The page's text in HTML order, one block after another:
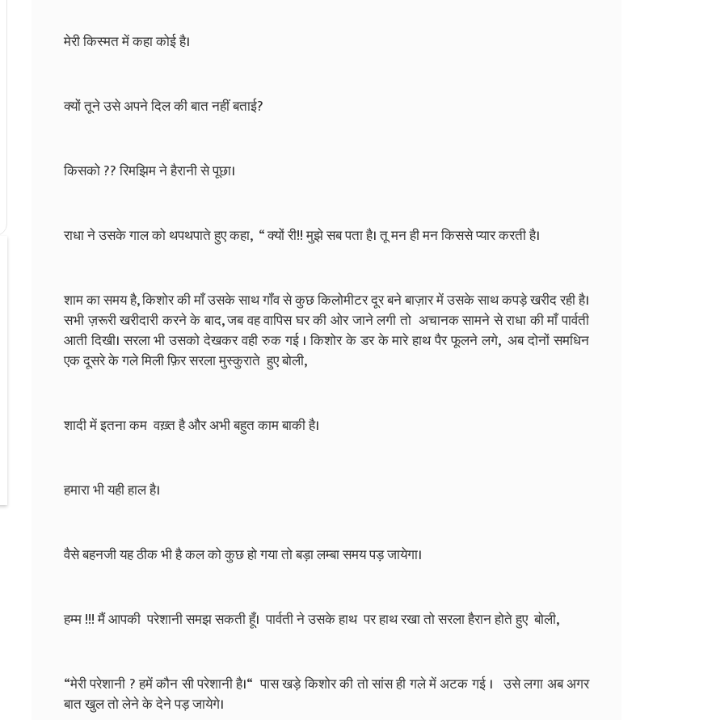
मेरी किस्मत में कहा कोई है।
क्यों तूने उसे अपने दिल की बात नहीं बताई?
किसको ?? रिमझिम ने हैरानी से पूछा।
राधा ने उसके गाल को थपथपाते हुए कहा, “ क्यों री!! मुझे सब पता है। तू मन ही मन किससे प्यार करती है।
शाम का समय है, किशोर की माँ उसके साथ गॉंव से कुछ किलोमीटर दूर बने बाज़ार में उसके साथ कपड़े खरीद रही है।
सभी ज़रूरी खरीदारी करने के बाद, जब वह वापिस घर की ओर जाने लगी तो अचानक सामने से राधा की माँ पार्वती
आती दिखी। सरला भी उसको देखकर वही रुक गई । किशोर के डर के मारे हाथ पैर फूलने लगे, अब दोनों समधिन
एक दूसरे के गले मिली फ़िर सरला मुस्कुराते हुए बोली,
शादी में इतना कम वख़्त है और अभी बहुत काम बाकी है।
हमारा भी यही हाल है।
वैसे बहनजी यह ठीक भी है कल को कुछ हो गया तो बड़ा लम्बा समय पड़ जायेगा।
हम्म !!! मैं आपकी परेशानी समझ सकती हूँ। पार्वती ने उसके हाथ पर हाथ रखा तो सरला हैरान होते हुए बोली,
“मेरी परेशानी ? हमें कौन सी परेशानी है।“ पास खड़े किशोर की तो सांस ही गले में अटक गई । उसे लगा अब अगर
बात खुल तो लेने के देने पड़ जायेगे।